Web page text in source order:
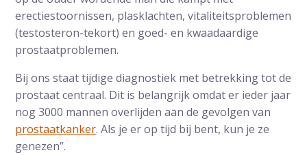
erectiestoornissen, plasklachten, vitaliteitsproblemen
(testosteron-tekort) en goed- en kwaadaardige
prostaatproblemen.
Bij ons staat tijdige diagnostiek met betrekking tot de
prostaat centraal. Dit is belangrijk omdat er ieder jaar
nog 3000 mannen overlijden aan de gevolgen van
prostaatkanker. Als je er op tijd bij bent, kun je ze
genezen”.